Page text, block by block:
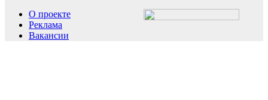
О проекте
Реклама
Вакансии